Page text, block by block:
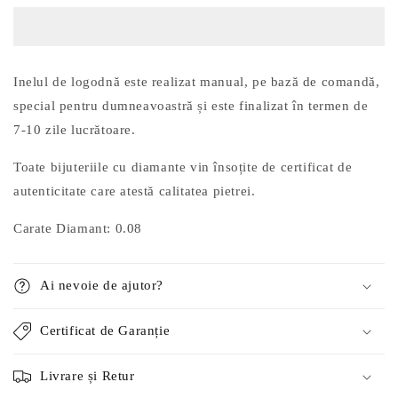
cu
Diamant
0.08ct
cu
Diamant
0.08ct
Inelul de logodnă este realizat manual, pe bază de comandă,
special pentru dumneavoastră și este finalizat în termen de
7-10 zile lucrătoare.
Toate bijuteriile cu diamante vin însoțite de certificat de
autenticitate care atestă calitatea pietrei.
Carate Diamant: 0.08
Ai nevoie de ajutor?
Certificat de Garanție
Livrare și Retur